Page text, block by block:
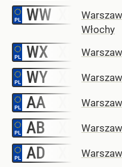
WW
Włochy
WX
WY
AA
AB
AD